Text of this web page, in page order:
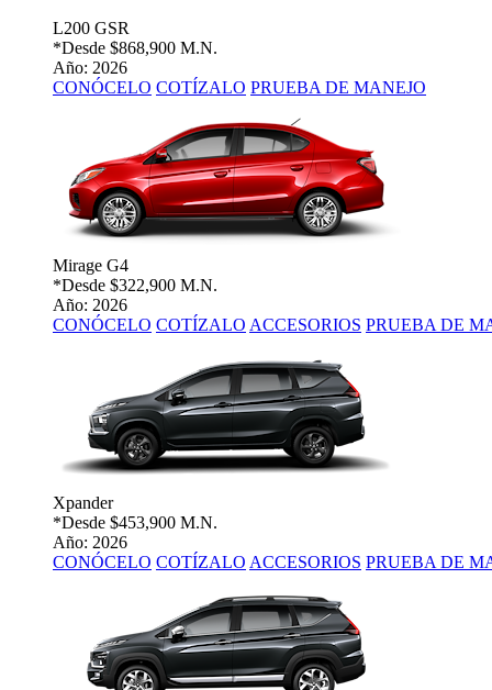
L200 GSR
*Desde $868,900 M.N.
Año: 2026
CONÓCELO COTÍZALO PRUEBA DE MANEJO
Mirage G4
*Desde $322,900 M.N.
Año: 2026
CONÓCELO COTÍZALO ACCESORIOS PRUEBA DE
Xpander
*Desde $453,900 M.N.
Año: 2026
CONÓCELO COTÍZALO ACCESORIOS PRUEBA DE